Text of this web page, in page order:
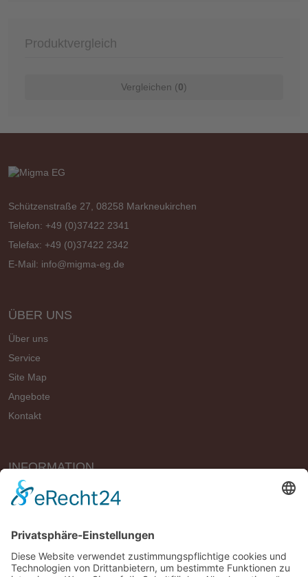
Produktvergleich
Vergleichen (0)
Schützenstraße 27, 08258 Markneukirchen
Telefon: +49 (0)37422 2341
Telefax: +49 (0)37422 2342
E-Mail: info@migma-eg.de
ÜBER UNS
Über uns
Service
Site Map
Angebote
Kontakt
INFORMATION
Vertrag widerrufen
Geschäftsbedingungen (AGB)
Widerrufsbelehrung